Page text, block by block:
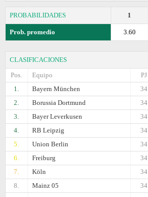
PROBABILIDADES 1
Prob. promedio 3.60
CLASIFICACIONES
Pos.
Equipo
PJ
1.
Bayern München
34
2.
Borussia Dortmund
34
3.
Bayer Leverkusen
34
4.
RB Leipzig
34
5.
Union Berlin
34
6.
Freiburg
34
7.
Köln
34
8.
Mainz 05
34